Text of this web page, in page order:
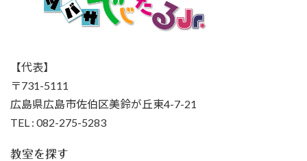
【代表】
〒731-5111
広島県広島市佐伯区美鈴が丘東4-7-21
TEL : 082-275-5283
教室を探す